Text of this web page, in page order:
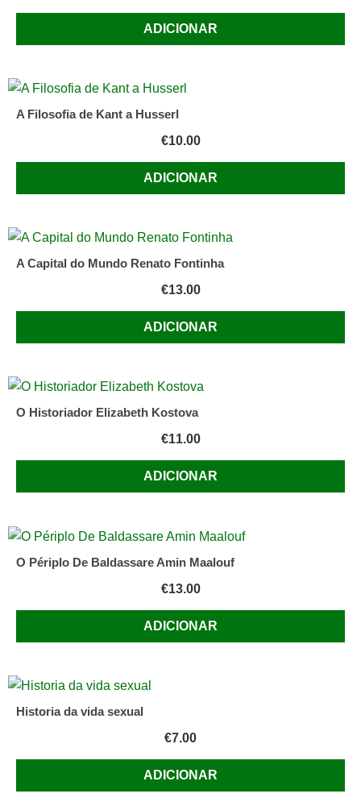
ADICIONAR
A Filosofia de Kant a Husserl
€10.00
ADICIONAR
A Capital do Mundo Renato Fontinha
€13.00
ADICIONAR
O Historiador Elizabeth Kostova
€11.00
ADICIONAR
O Périplo De Baldassare Amin Maalouf
€13.00
ADICIONAR
Historia da vida sexual
€7.00
ADICIONAR